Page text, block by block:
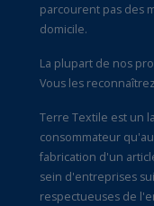
parcourent pas des
domicile.
La plupart de nos
Vous les
Terre Textile est un
consommateur
fabrication d'un
sein d'entreprises
respectueuses de